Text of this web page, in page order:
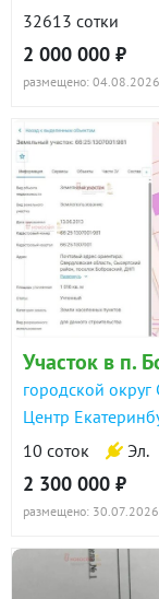
32613 сотки
2 000 000 ₽
размещено: 04.08.2026
Участок в п.
городской
Центр
10 соток
Эл.
2 300 000 ₽
размещено: 30.07.2026